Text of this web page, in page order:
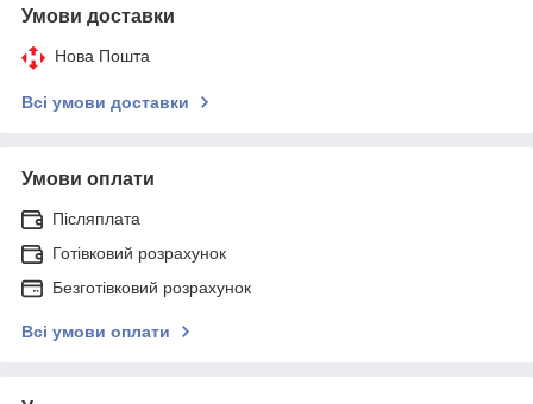
Умови доставки
Нова Пошта
Всі умови доставки
Умови оплати
Післяплата
Готівковий розрахунок
Безготівковий розрахунок
Всі умови оплати